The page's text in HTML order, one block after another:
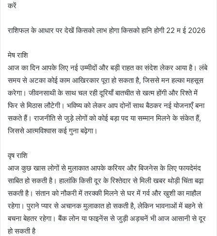
करें
राशिफल के आधार पर देखें किसको लाभ होगा किसको हानि होगी 22 म ई 2026
मेष राशि
आज का दिन आपके लिए नई उम्मीदों और बड़ी राहत का संदेश लेकर आया है। लंबे
समय से अटका कोई काम आखिरकार पूरा हो सकता है, जिससे मन हल्का महसूस
करेगा। जीवनसाथी के साथ चल रही दूरियाँ बातचीत से खत्म होंगी और रिश्ते में
फिर से मिठास लौटेगी। भविष्य को लेकर आप दोनों साथ बैठकर नई योजनाएँ बना
सकते हैं। राजनीति से जुड़े लोगों को कोई बड़ा पद या सम्मान मिलने के संकेत हैं,
जिससे आत्मविश्वास कई गुना बढ़ेगा।
वृष राशि
आज कुछ खास लोगों से मुलाकात आपके करियर और बिजनेस के लिए फायदेमंद
साबित हो सकती है। हालांकि किसी दूर के रिश्तेदार से मिली खबर थोड़ी चिंता बढ़ा
सकती है। संतान को नौकरी में तरक्की मिलने से घर में गर्व और खुशी का माहौल
रहेगा। पुराने प्यार से अचानक मुलाकात हो सकती है, लेकिन भावनाओं में बहने से
बचना बेहतर रहेगा। बैंक लोन या फाइनेंस से जुड़ी अड़चनें भी आज आसानी से दूर
हो सकती है